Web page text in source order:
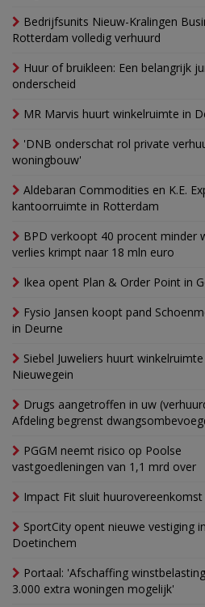
Bedrijfsunits Nieuw-Kralingen
Rotterdam volledig verhuurd
Huur of bruikleen: Een belangrijk
onderscheid
MR Marvis huurt winkelruimte in
'DNB onderschat rol private
woningbouw'
Aldebaran Commodities en K.E.
kantoorruimte in Rotterdam
BPD verkoopt 40 procent minder
verlies krimpt naar 18 mln euro
Ikea opent Plan & Order Point in
Fysio Jansen koopt pand
in Deurne
Siebel Juweliers huurt
Nieuwegein
Drugs aangetroffen in uw
Afdeling begrenst
PGGM neemt risico op Poolse
vastgoedleningen van 1,1 mrd over
Impact Fit sluit
SportCity opent nieuwe vestiging in
Doetinchem
Portaal: 'Afschaffing
3.000 extra woningen mogelijk'